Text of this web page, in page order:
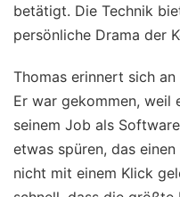
betätigt. Die Technik
persönliche Drama der
Thomas erinnert sich an
Er war gekommen, weil
seinem Job als
etwas spüren, das
nicht mit einem Klick